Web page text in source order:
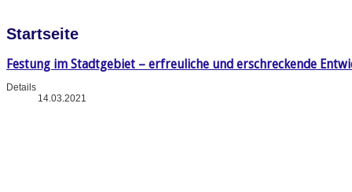
Startseite
Festung im Stadtgebiet – erfreuliche und erschreckende
Details
14.03.2021